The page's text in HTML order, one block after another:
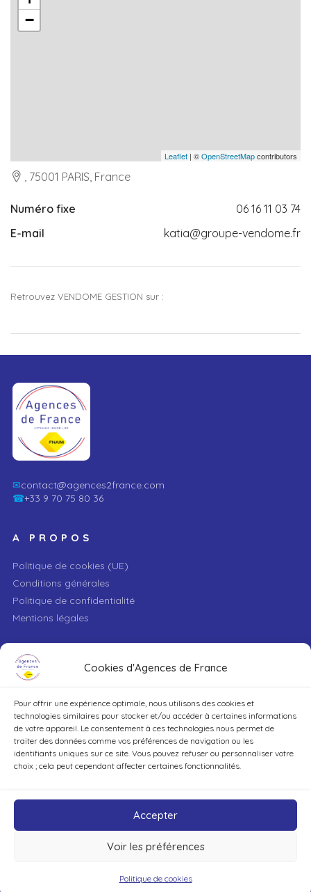
Cookies d'Agences de France
Pour offrir une expérience optimale, nous utilisons des cookies et
technologies similaires pour stocker et/ou accéder à certaines informations
de votre appareil. Le consentement à ces technologies nous permet de
traiter des données comme vos préférences de navigation ou les
identifiants uniques sur ce site. Vous pouvez refuser ou personnaliser votre
choix ; cela peut cependant affecter certaines fonctionnalités.
Accepter
Voir les préférences
Politique de cookies
−
Leaflet | ©OpenStreetMapcontributors
, 75001 PARIS, France
Numéro fixe
06 16 11 03 74
E-mail
katia@groupe-vendome.fr
Retrouvez VENDOME GESTION sur :
✉contact@agences2france.com
☎+33 9 70 75 80 36
A PROPOS
Politique de cookies (UE)
Conditions générales
Politique de confidentialité
Mentions légales
VILLE
TYPE DE BIEN
DÉCOUVRIR